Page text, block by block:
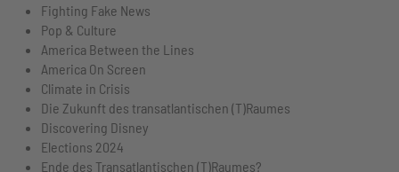
Fighting Fake News
Pop & Culture
America Between the Lines
America On Screen
Climate in Crisis
Die Zukunft des transatlantischen (T)Raumes
Discovering Disney
Elections 2024
Ende des Transatlantischen (T)Raumes?